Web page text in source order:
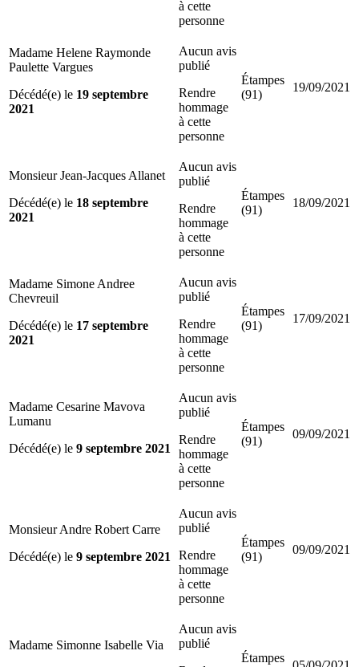
à cette
personne
Madame Helene Raymonde
Paulette Vargues
Décédé(e) le 19 septembre
2021
Aucun avis
publié
Rendre
hommage
à cette
personne
Étampes
(91)
19/09/2021
Monsieur Jean-Jacques Allanet
Décédé(e) le 18 septembre
2021
Aucun avis
publié
Rendre
hommage
à cette
personne
Étampes
(91)
18/09/2021
Madame Simone Andree
Chevreuil
Décédé(e) le 17 septembre
2021
Aucun avis
publié
Rendre
hommage
à cette
personne
Étampes
(91)
17/09/2021
Madame Cesarine Mavova
Lumanu
Décédé(e) le 9 septembre 2021
Aucun avis
publié
Rendre
hommage
à cette
personne
Étampes
(91)
09/09/2021
Monsieur Andre Robert Carre
Décédé(e) le 9 septembre 2021
Aucun avis
publié
Rendre
hommage
à cette
personne
Étampes
(91)
09/09/2021
Madame Simonne Isabelle Via
Aucun avis
publié
Étampes